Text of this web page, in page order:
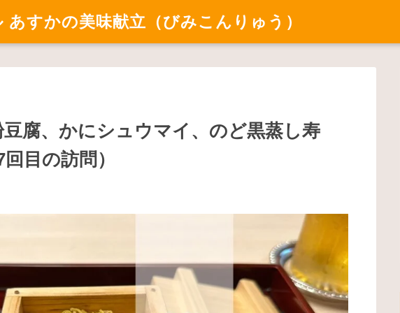
すかの美味献立（びみこんりゅう）
豆腐、かにシュウマイ、のど黒蒸し寿
目の訪問）